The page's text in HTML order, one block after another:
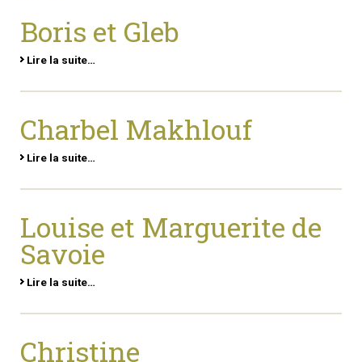
Boris et Gleb
Lire la suite…
Charbel Makhlouf
Lire la suite…
Louise et Marguerite de
Savoie
Lire la suite…
Christine